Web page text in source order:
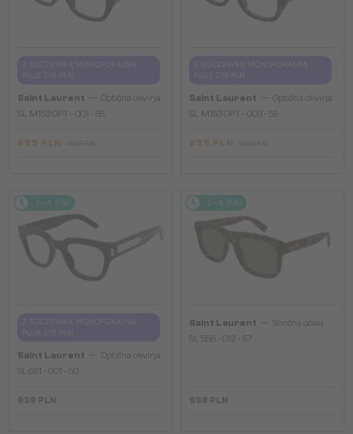
Saint Laurent
Optična okvirja
SL M153 OPT - 001 - 55
855 PLN
Saint Laurent
Optična okvirja
SL M153 OPT - 003 - 55
855 PLN
2-4 DNI
Saint Laurent
Optična okvirja
SL661 - 001 - 50
939 PLN
2-4 DNI
Saint Laurent
Sončna očala
SL 558 - 012 - 57
998 PLN